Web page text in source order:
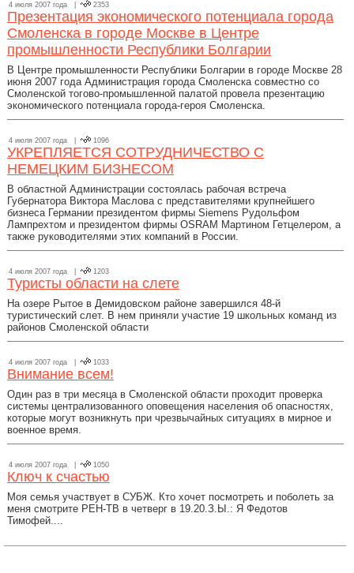
4 июля 2007 года | 2353
Презентация экономического потенциала города
Смоленска в городе Москве в Центре
промышленности Республики Болгарии
В Центре промышленности Республики Болгарии в городе Москве 28
июня 2007 года Администрация города Смоленска совместно со
Смоленской тогово-промышленной палатой провела презентацию
экономического потенциала города-героя Смоленска.
4 июля 2007 года | 1096
УКРЕПЛЯЕТСЯ СОТРУДНИЧЕСТВО С
НЕМЕЦКИМ БИЗНЕСОМ
В областной Администрации состоялась рабочая встреча
Губернатора Виктора Маслова с представителями крупнейшего
бизнеса Германии президентом фирмы Siemens Рудольфом
Лампрехтом и президентом фирмы OSRAM Мартином Гетцелером, а
также руководителями этих компаний в России.
4 июля 2007 года | 1203
Туристы области на слете
На озере Рытое в Демидовском районе завершился 48-й
туристический слет. В нем приняли участие 19 школьных команд из
районов Смоленской области
4 июля 2007 года | 1033
Внимание всем!
Один раз в три месяца в Смоленской области проходит проверка
системы централизованного оповещения населения об опасностях,
которые могут возникнуть при чрезвычайных ситуациях в мирное и
военное время.
4 июля 2007 года | 1050
Ключ к счастью
Моя семья участвует в СУБЖ. Кто хочет посмотреть и поболеть за
меня смотрите РЕH-ТВ в четверг в 19.20.З.Ы.: Я Федотов
Тимофей....